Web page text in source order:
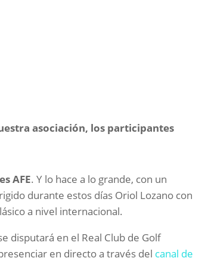
asociación, los participantes
AFE. Y lo hace a lo grande, con un
durante estos días Oriol Lozano con
a nivel internacional.
disputará en el Real Club de Golf
en directo a través del canal de